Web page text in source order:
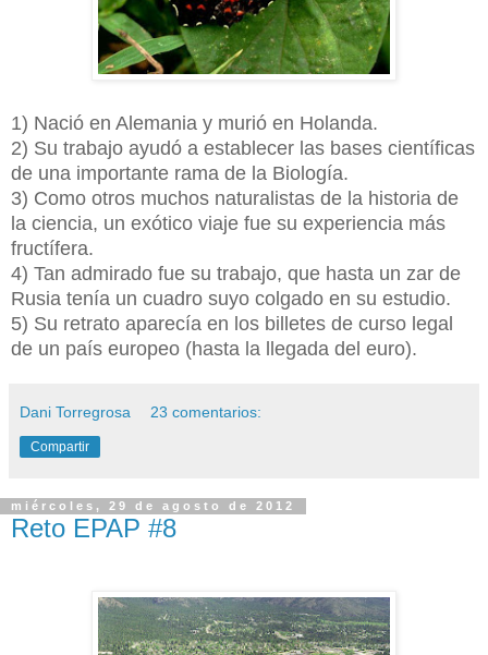
1) Nació en Alemania y murió en Holanda.
2) Su trabajo ayudó a establecer las bases científicas
de una importante rama de la Biología.
3) Como otros muchos naturalistas de la historia de
la ciencia, un exótico viaje fue su experiencia más
fructífera.
4) Tan admirado fue su trabajo, que hasta un zar de
Rusia tenía un cuadro suyo colgado en su estudio.
5) Su retrato aparecía en los billetes de curso legal
de un país europeo (hasta la llegada del euro).
Dani Torregrosa 23 comentarios:
Compartir
miércoles, 29 de agosto de 2012
Reto EPAP #8